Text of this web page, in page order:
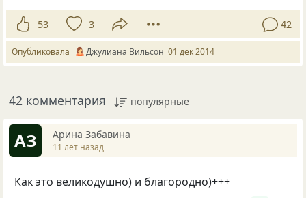
53 3 42
Опубликовала Джулиана Вильсон 01 дек 2014
42 комментария популярные
АЗ Арина Забавина
11 лет назад
Как это великодушно) и благородно)+++